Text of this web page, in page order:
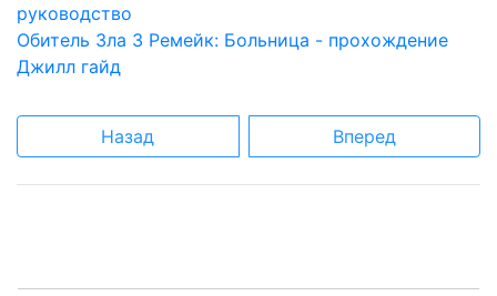
руководство
Обитель Зла 3 Ремейк: Больница - прохождение
Джилл гайд
Назад Вперед